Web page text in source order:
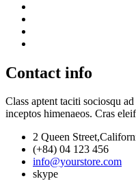
Contact info
Class aptent taciti sociosqu
inceptos himenaeos. Cras
2 Queen
(+84) 04 123 456
info@yourstore.com
skype